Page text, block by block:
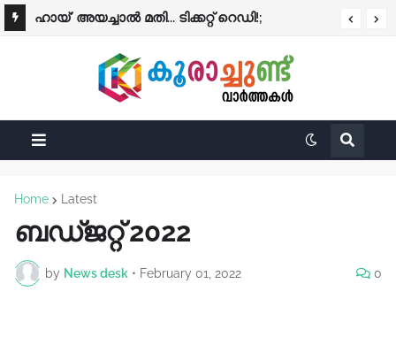
ഹായ്' അയച്ചാല്‍ മതി... ടിക്കറ്റ് റെഡി!;
ടിക്കറ്റിംഗ് ഇന്ന് മുതല്‍
Home Latest
ബഡ്ജറ്റ് 2022
by News desk • February 01, 2022 0